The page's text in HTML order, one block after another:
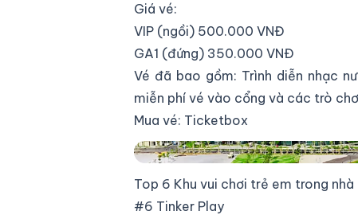
Giá vé:
VIP (ngồi) 500.000 VNĐ
GA1 (đứng) 350.000 VNĐ
Vé đã bao gồm: Trình diễn nhạc
miễn phí vé vào cổng và các trò
Mua vé: Ticketbox
Global Fountain - The Global City
Top 6 Khu vui chơi trẻ em trong nhà
#6 Tinker Play